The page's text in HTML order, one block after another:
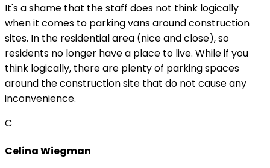
It's a shame that the staff does not think logically
when it comes to parking vans around construction
sites. In the residential area (nice and close), so
residents no longer have a place to live. While if you
think logically, there are plenty of parking spaces
around the construction site that do not cause any
inconvenience.
C
Celina Wiegman